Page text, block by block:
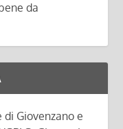
da
Giovenzano e